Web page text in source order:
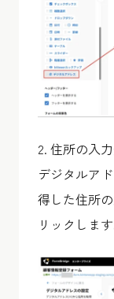
2. 住所の入
デジタルア
得した住所
リックします